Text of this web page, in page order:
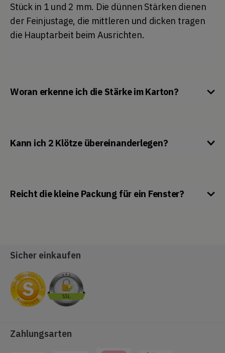
Stück in 1 und 2 mm. Die dünnen Stärken dienen
der Feinjustage, die mittleren und dicken tragen
die Hauptarbeit beim Ausrichten.
Woran erkenne ich die Stärke im Karton?
Kann ich 2 Klötze übereinanderlegen?
Reicht die kleine Packung für ein Fenster?
Sicher einkaufen
Zahlungsarten